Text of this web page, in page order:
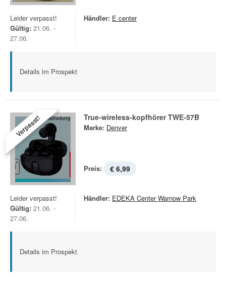
Leider verpasst!
Gültig: 21.06. -
27.06.
Händler: E center
Details im Prospekt
Verpasst! True-wireless-kopfhörer TWE-57B
Marke: Denver
Preis: € 6,99
Leider verpasst!
Gültig: 21.06. -
27.06.
Händler: EDEKA Center Warnow Park
Details im Prospekt